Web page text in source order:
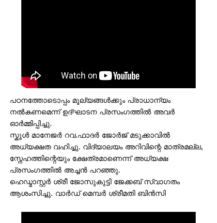
പഠനത്തോടൊപ്പം മൂല്യങ്ങൾക്കും പ്രാധാന്യം
നൽകണമെന്ന് ഉദ്ഘാടന പ്രസംഗത്തിൽ അവർ
ഓർമ്മിപ്പിച്ചു.
സ്കൂൾ മാനേജർ റവ.ഫാദർ ജോർജ് മടുക്കാവിൽ
അധ്യക്ഷത വഹിച്ചു. വിദ്യാലയം അറിവിന്റെ മാത്രമല്ല,
സ്നേഹത്തിന്റെയും ക്ഷേത്രമാണെന്ന് അധ്യക്ഷ
പ്രസംഗത്തിൽ അച്ചൻ പറഞ്ഞു.
ഹെഡ്മാസ്റ്റർ ശ്രീ ജോസുകുട്ടി ജേക്കബ് സ്വാഗതം
ആശംസിച്ചു. വാർഡ് മെമ്പർ ശ്രീമതി ബിൻസി